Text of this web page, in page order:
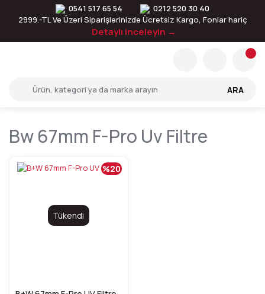
0541 517 65 54
0212 520 30 40
2999.-TL Ve Üzeri Siparişlerinizde Ücretsiz Kargo, Fonlar hariç
Detaylı inceleyin →
ARA
Bw 67mm F-Pro Uv Filtre
Tükendi
%20